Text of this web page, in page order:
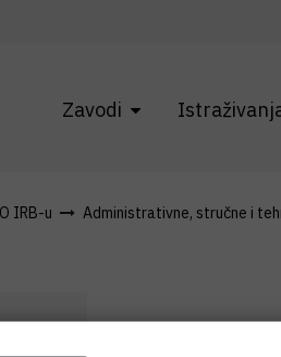
Zavodi
O IRB-u Administrativne, stručne i